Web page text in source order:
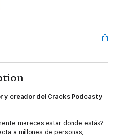
y creador del Cracks Podcast y
mereces estar donde estás?
a millones de personas,